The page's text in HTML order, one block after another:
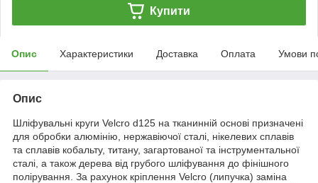
Купити
Опис Характеристики Доставка Оплата Умови
Опис
Шліфувальні круги Velcro d125 на тканинній основі призначені
для обробки алюмінію, нержавіючої сталі, нікелевих сплавів
та сплавів кобальту, титану, загартованої та інструментальної
сталі, а також дерева від грубого шліфування до фінішного
полірування. За рахунок кріплення Velcro (липучка) заміна